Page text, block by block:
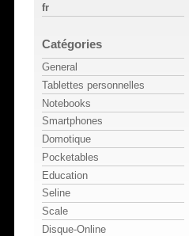
fr
Catégories
General
Tablettes personnelles
Notebooks
Smartphones
Domotique
Pocketables
Education
Seline
Scale
Disque-Online